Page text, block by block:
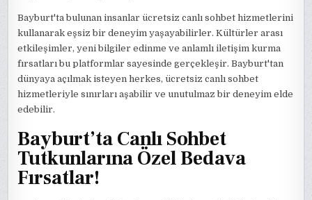
Bayburt'ta bulunan insanlar ücretsiz canlı sohbet hizmetlerini
kullanarak eşsiz bir deneyim yaşayabilirler. Kültürler arası
etkileşimler, yeni bilgiler edinme ve anlamlı iletişim kurma
fırsatları bu platformlar sayesinde gerçekleşir. Bayburt'tan
dünyaya açılmak isteyen herkes, ücretsiz canlı sohbet
hizmetleriyle sınırları aşabilir ve unutulmaz bir deneyim elde
edebilir.
Bayburt’ta Canlı Sohbet
Tutkunlarına Özel Bedava
Fırsatlar!